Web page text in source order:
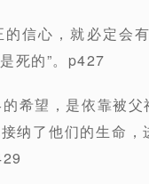
信心，就必定会
死的”。p427
希望，是依靠被
纳了他们的生命，